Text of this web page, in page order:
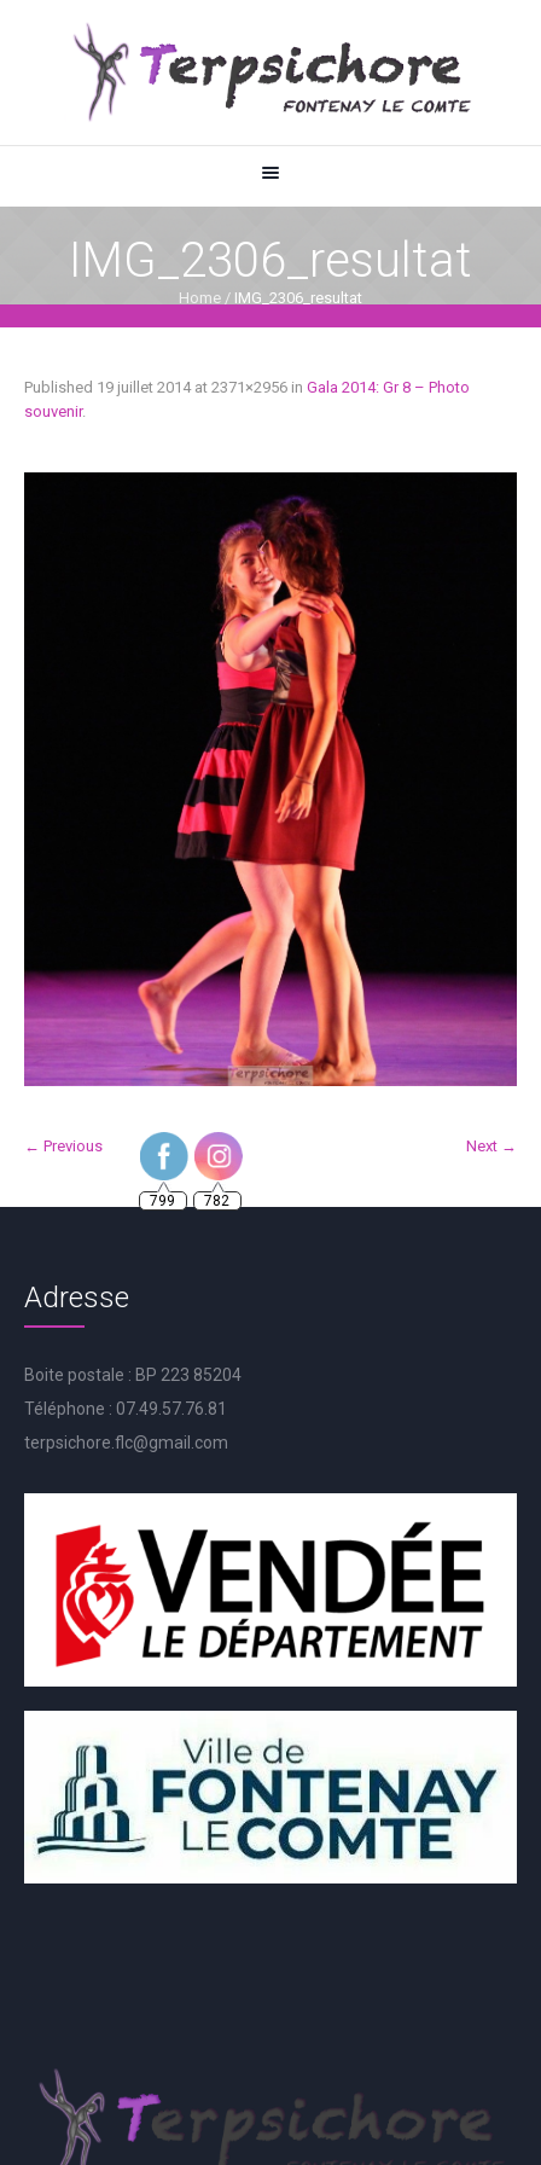
IMG_2306_resultat
Home / IMG_2306_resultat
Published 19 juillet 2014at 2371×2956 in Gala 2014: Gr 8 – Photo
souvenir.
← Previous Next →
Adresse
Boite postale : BP 223 85204
Téléphone : 07.49.57.76.81
terpsichore.flc@gmail.com
782